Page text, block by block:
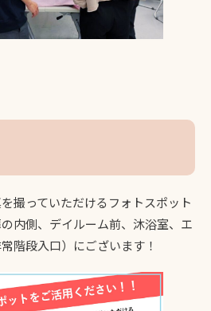
撮っていただけるフォトスポット
内側、デイルーム前、沐浴室、エ
階段入口）にございます！